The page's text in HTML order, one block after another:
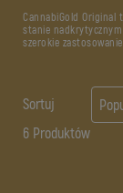
CannabiGold
stanie
szerokie
6 Produktów
Sortuj